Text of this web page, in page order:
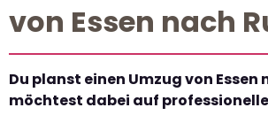
von Essen nach
Du planst einen Umzug von Essen
möchtest dabei auf